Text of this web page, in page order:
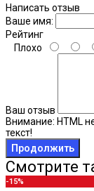
Написать отзыв
Ваше имя:
Рейтинг
Плохо
Ваш отзыв
Внимание: HTML
текст!
Продолжить
Смотрите
-15%